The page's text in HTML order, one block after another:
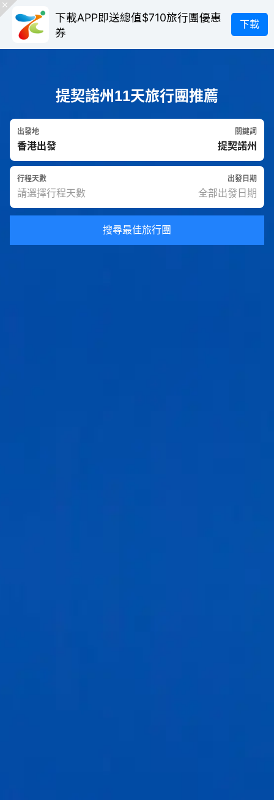
下載APP即送總值$710旅行團優惠
券
下載
提契諾州11天旅行團推薦
出發地 關鍵詞
出發日期
行程天數
搜尋最佳旅行團